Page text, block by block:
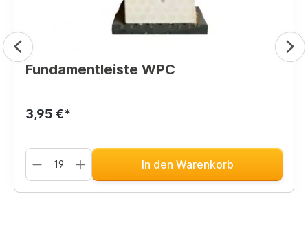
Fundamentleiste WPC
3,95 €*
In den Warenkorb